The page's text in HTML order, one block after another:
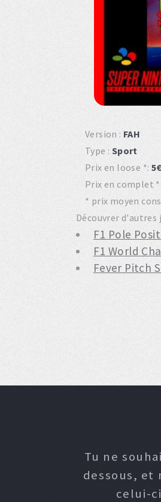
Version : FAH
Type : Sport
Prix en loose *: 5€
Prix en complet *:
* prix moyen
Découvrer d'autres
F1 Pole
F1 World
Fever Pitch
Tu ne
dessous, et
celui-